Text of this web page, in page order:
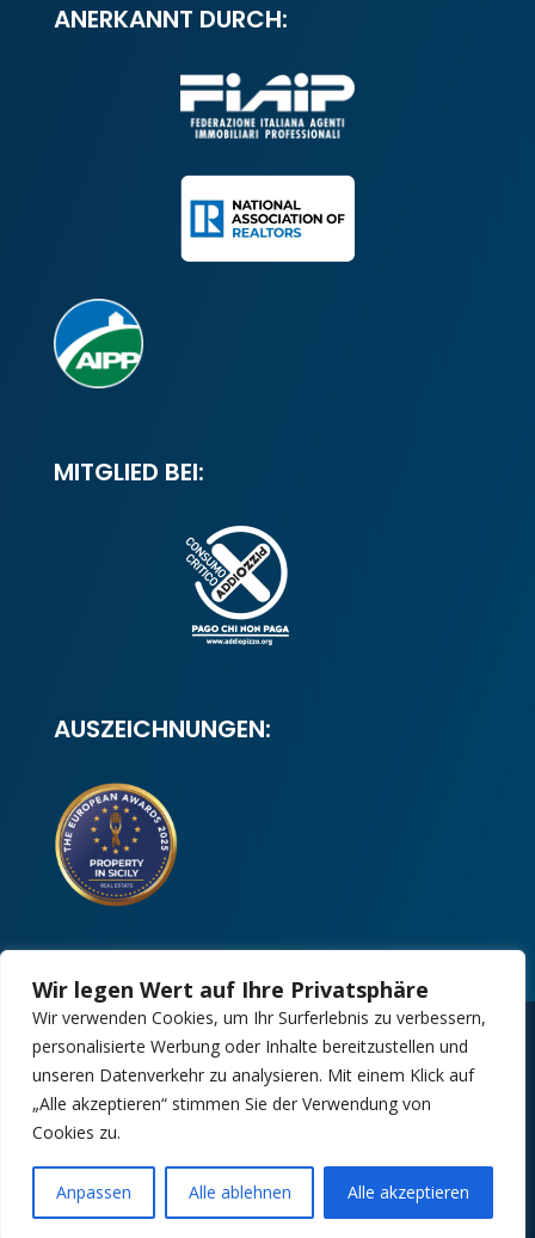
Wir legen Wert auf Ihre Privatsphäre
Wir verwenden Cookies, um Ihr Surferlebnis zu verbessern,
personalisierte Werbung oder Inhalte bereitzustellen und
unseren Datenverkehr zu analysieren. Mit einem Klick auf
„Alle akzeptieren“ stimmen Sie der Verwendung von
Cookies zu.
Anpassen Alle ablehnen Alle akzeptieren
ANERKANNT DURCH:
MITGLIED BEI:
AUSZEICHNUNGEN:
Copyright 2025 | Property in Sicily S.R.L. –
International Real Estate Agency • P.IVA: IT –
06925560820 • REA: PA – 425350
Design by:Kappaelle Comunicazione